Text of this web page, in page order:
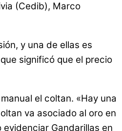
(Cedib), Marco
y una de ellas es
significó que el precio
el coltan. «Hay una
va asociado al oro en
Gandarillas en